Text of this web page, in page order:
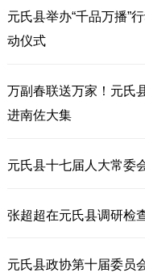
元氏县举办“千品万播”
动仪式
万副春联送万家！元氏
进南佐大集
元氏县十七届人大常委
张超超在元氏县调研检
元氏县政协第十届委员